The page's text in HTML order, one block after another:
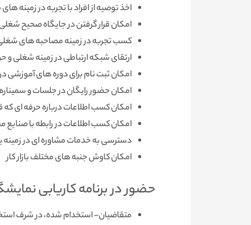
اخذ توصیه از افراد با تجربه در زمینه­
امکان قرار گرفتن در جایگاه صحیح شغلی
کسب تجربه در زمینه مصاحبه­ های
ارتقای شبکه ارتباطی در زمینه شغلی و
امکان ثبت­ نام برای دوره ­های آموزشی
امکان حضور رایگان در جلسات و
امکان کسب اطلاعات درباره حرفه­ ای که
امکان کسب اطلاعات در رابطه با صنایع
دسترسی به خدمات مشاوره ­ای در زمینه
امکان کاوش جنبه­ های مختلف بازار کار
حضور در برنامه کاریابی
متقاضیان- استخدام شده، در شرف